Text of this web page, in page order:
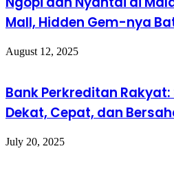
Mall, Hidden Gem-nya
August 12, 2025
Bank Perkreditan
Dekat, Cepat, dan
July 20, 2025